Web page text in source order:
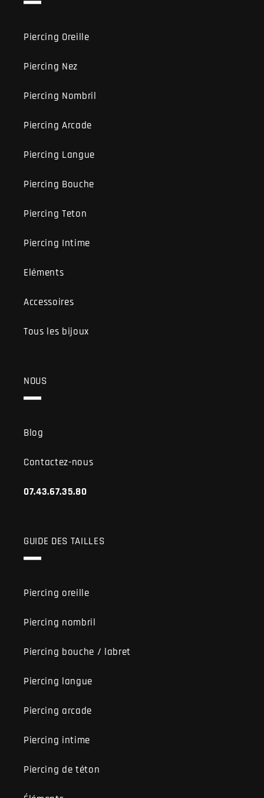
Piercing Oreille
Piercing Nez
Piercing Nombril
Piercing Arcade
Piercing Langue
Piercing Bouche
Piercing Teton
Piercing Intime
Eléments
Accessoires
Tous les bijoux
NOUS
Blog
Contactez-nous
07.43.67.35.80
GUIDE DES TAILLES
Piercing oreille
Piercing nombril
Piercing bouche / labret
Piercing langue
Piercing arcade
Piercing intime
Piercing de téton